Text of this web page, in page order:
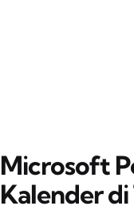
Microsoft
Kalender